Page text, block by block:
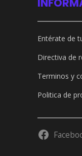
Entérate de
Directiva de
Terminos y
Politica de